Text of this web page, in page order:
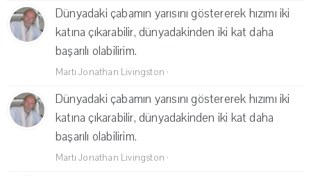
Dünyadaki çabamın yarısını göstererek hızımı iki
katına çıkarabilir, dünyadakinden iki kat daha
başarılı olabilirim.
Martı Jonathan Livingston ·
Dünyadaki çabamın yarısını göstererek hızımı iki
katına çıkarabilir, dünyadakinden iki kat daha
başarılı olabilirim.
Martı Jonathan Livingston ·